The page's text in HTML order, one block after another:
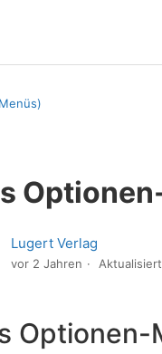
Lugert Verlag
vor 2 Jahren Aktualisiert
Optionen-